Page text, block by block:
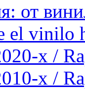
от
el vinilo
х /
х /